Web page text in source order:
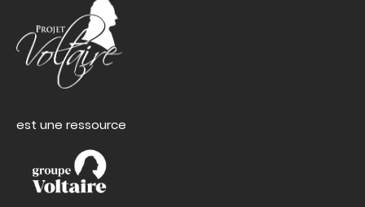
est une ressource